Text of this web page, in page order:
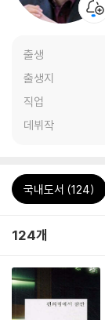
출생
출생지
직업
데뷔작
국내도서 (124)
124개